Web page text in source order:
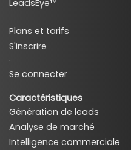
LeadsEye™
Plans et tarifs
S'inscrire
·
Se connecter
Caractéristiques
Génération de leads
Analyse de marché
Intelligence commerciale